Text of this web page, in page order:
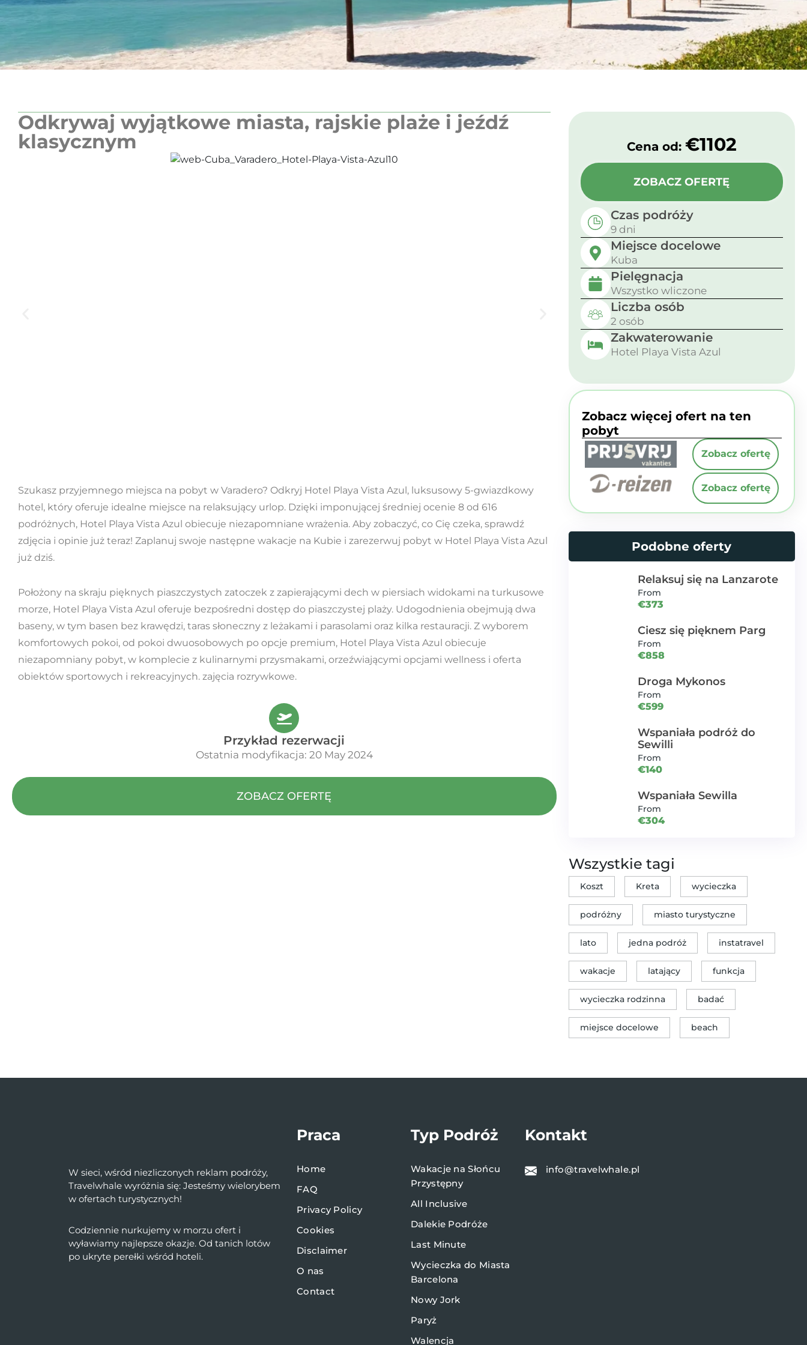
Odkrywaj wyjątkowe miasta, rajskie plaże i jeźdź
klasycznym
Szukasz przyjemnego miejsca na pobyt w Varadero? Odkryj Hotel Playa Vista Azul, luksusowy 5-gwiazdkowy
hotel, który oferuje idealne miejsce na relaksujący urlop. Dzięki imponującej średniej ocenie 8 od 616
podróżnych, Hotel Playa Vista Azul obiecuje niezapomniane wrażenia. Aby zobaczyć, co Cię czeka, sprawdź
zdjęcia i opinie już teraz! Zaplanuj swoje następne wakacje na Kubie i zarezerwuj pobyt w Hotel Playa Vista Azul
już dziś.
Położony na skraju pięknych piaszczystych zatoczek z zapierającymi dech w piersiach widokami na turkusowe
morze, Hotel Playa Vista Azul oferuje bezpośredni dostęp do piaszczystej plaży. Udogodnienia obejmują dwa
baseny, w tym basen bez krawędzi, taras słoneczny z leżakami i parasolami oraz kilka restauracji. Z wyborem
komfortowych pokoi, od pokoi dwuosobowych po opcje premium, Hotel Playa Vista Azul obiecuje
niezapomniany pobyt, w komplecie z kulinarnymi przysmakami, orzeźwiającymi opcjami wellness i oferta
obiektów sportowych i rekreacyjnych. zajęcia rozrywkowe.
Przykład rezerwacji
Ostatnia modyfikacja: 20 May 2024
ZOBACZ OFERTĘ
Cena od: ​ €1102
ZOBACZ OFERTĘ
Czas podróży
9 dni
Miejsce docelowe
Kuba
Pielęgnacja
Wszystko wliczone
Liczba osób
2 osób
Zakwaterowanie
Hotel Playa Vista Azul
Zobacz więcej ofert na ten
pobyt
Zobacz ofertę
Zobacz ofertę
Podobne oferty
Relaksuj się na Lanzarote
From
€373
Ciesz się pięknem Parg
From
€858
Droga Mykonos
From
€599
Wspaniała podróż do
Sewilli
From
€140
Wspaniała Sewilla
From
€304
Wszystkie tagi
Koszt Kreta wycieczka
podróżny miasto turystyczne
lato jedna podróż instatravel
wakacje latający funkcja
wycieczka rodzinna badać
miejsce docelowe beach
W sieci, wśród niezliczonych reklam podróży,
Travelwhale wyróżnia się: Jesteśmy wielorybem
w ofertach turystycznych!
Codziennie nurkujemy w morzu ofert i
wyławiamy najlepsze okazje. Od tanich lotów
po ukryte perełki wśród hoteli.
Praca
Home
FAQ
Privacy Policy
Cookies
Disclaimer
O nas
Contact
Typ Podróż
Wakacje na Słońcu
Przystępny
All Inclusive
Dalekie Podróże
Last Minute
Wycieczka do Miasta
Barcelona
Nowy Jork
Paryż
Walencja
Kontakt
info@travelwhale.pl